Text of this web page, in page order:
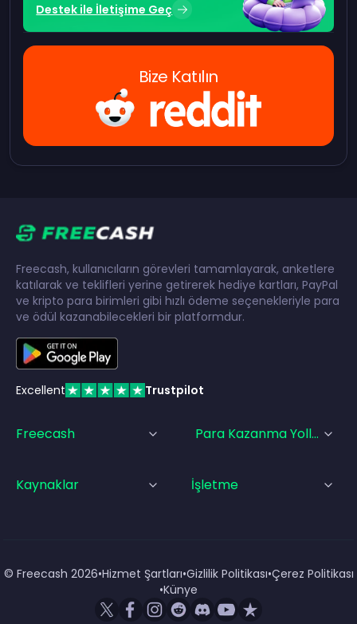
Destek ile İletişime Geç
Bize Katılın
Freecash, kullanıcıların görevleri tamamlayarak, anketlere
katılarak ve teklifleri yerine getirerek hediye kartları, PayPal
ve kripto para birimleri gibi hızlı ödeme seçenekleriyle para
ve ödül kazanabilecekleri bir platformdur.
Excellent Trustpilot
Freecash Para Kazanma Yolları
Kaynaklar İşletme
© Freecash 2026•Hizmet Şartları•Gizlilik Politikası•Çerez Politikası
•Künye